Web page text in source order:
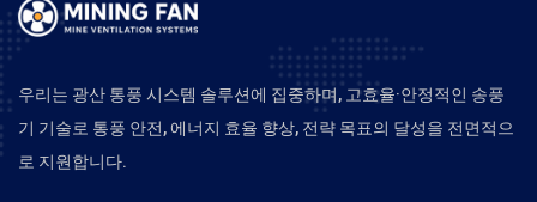
우리는 광산 통풍 시스템 솔루션에 집중하며, 고효율·안정적인 송풍
기 기술로 통풍 안전, 에너지 효율 향상, 전략 목표의 달성을 전면적으
로 지원합니다.